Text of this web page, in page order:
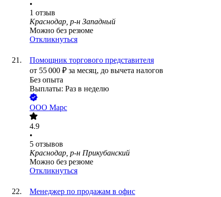
•
1 отзыв
Краснодар, р-н Западный
Можно без резюме
Откликнуться
Помощник торгового представителя
от 55 000 ₽ за месяц, до вычета налогов
Без опыта
Выплаты: Раз в неделю
ООО Марс
4.9
•
5 отзывов
Краснодар, р-н Прикубанский
Можно без резюме
Откликнуться
Менеджер по продажам в офис